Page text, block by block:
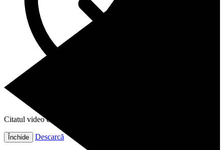
Citatul video este gata!
Închide Descarcă